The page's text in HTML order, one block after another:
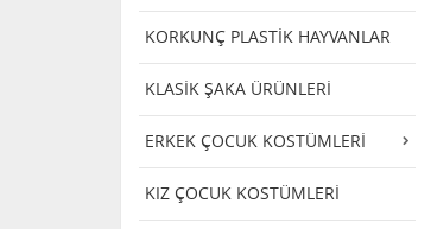
KORKUNÇ PLASTİK HAYVANLAR
KLASİK ŞAKA ÜRÜNLERİ
ERKEK ÇOCUK KOSTÜMLERİ
KIZ ÇOCUK KOSTÜMLERİ